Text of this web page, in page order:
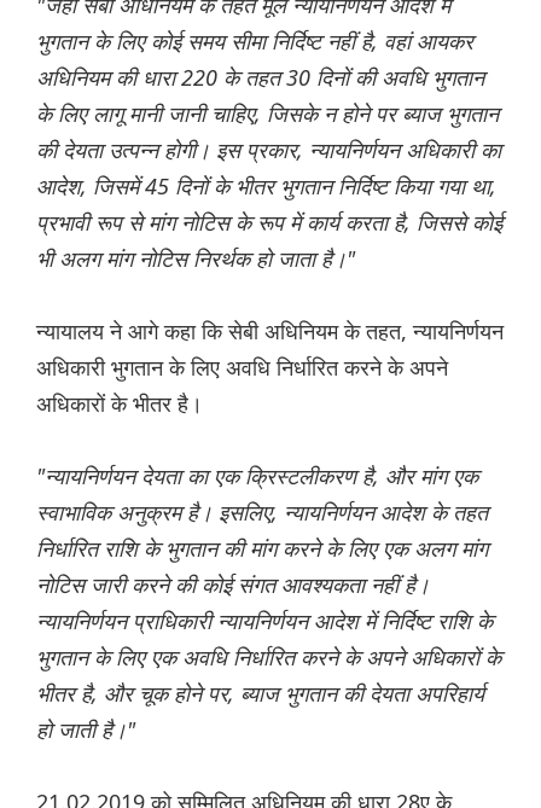
भुगतान के लिए कोई समय सीमा निर्दिष्ट नहीं है, वहां आयकर
अधिनियम की धारा 220 के तहत 30 दिनों की अवधि भुगतान
के लिए लागू मानी जानी चाहिए, जिसके न होने पर ब्याज भुगतान
की देयता उत्पन्न होगी। इस प्रकार, न्यायनिर्णयन अधिकारी का
आदेश, जिसमें 45 दिनों के भीतर भुगतान निर्दिष्ट किया गया था,
प्रभावी रूप से मांग नोटिस के रूप में कार्य करता है, जिससे कोई
भी अलग मांग नोटिस निरर्थक हो जाता है।"
न्यायालय ने आगे कहा कि सेबी अधिनियम के तहत, न्यायनिर्णयन
अधिकारी भुगतान के लिए अवधि निर्धारित करने के अपने
अधिकारों के भीतर है।
"न्यायनिर्णयन देयता का एक क्रिस्टलीकरण है, और मांग एक
स्वाभाविक अनुक्रम है। इसलिए, न्यायनिर्णयन आदेश के तहत
निर्धारित राशि के भुगतान की मांग करने के लिए एक अलग मांग
नोटिस जारी करने की कोई संगत आवश्यकता नहीं है।
न्यायनिर्णयन प्राधिकारी न्यायनिर्णयन आदेश में निर्दिष्ट राशि के
भुगतान के लिए एक अवधि निर्धारित करने के अपने अधिकारों के
भीतर है, और चूक होने पर, ब्याज भुगतान की देयता अपरिहार्य
हो जाती है।"